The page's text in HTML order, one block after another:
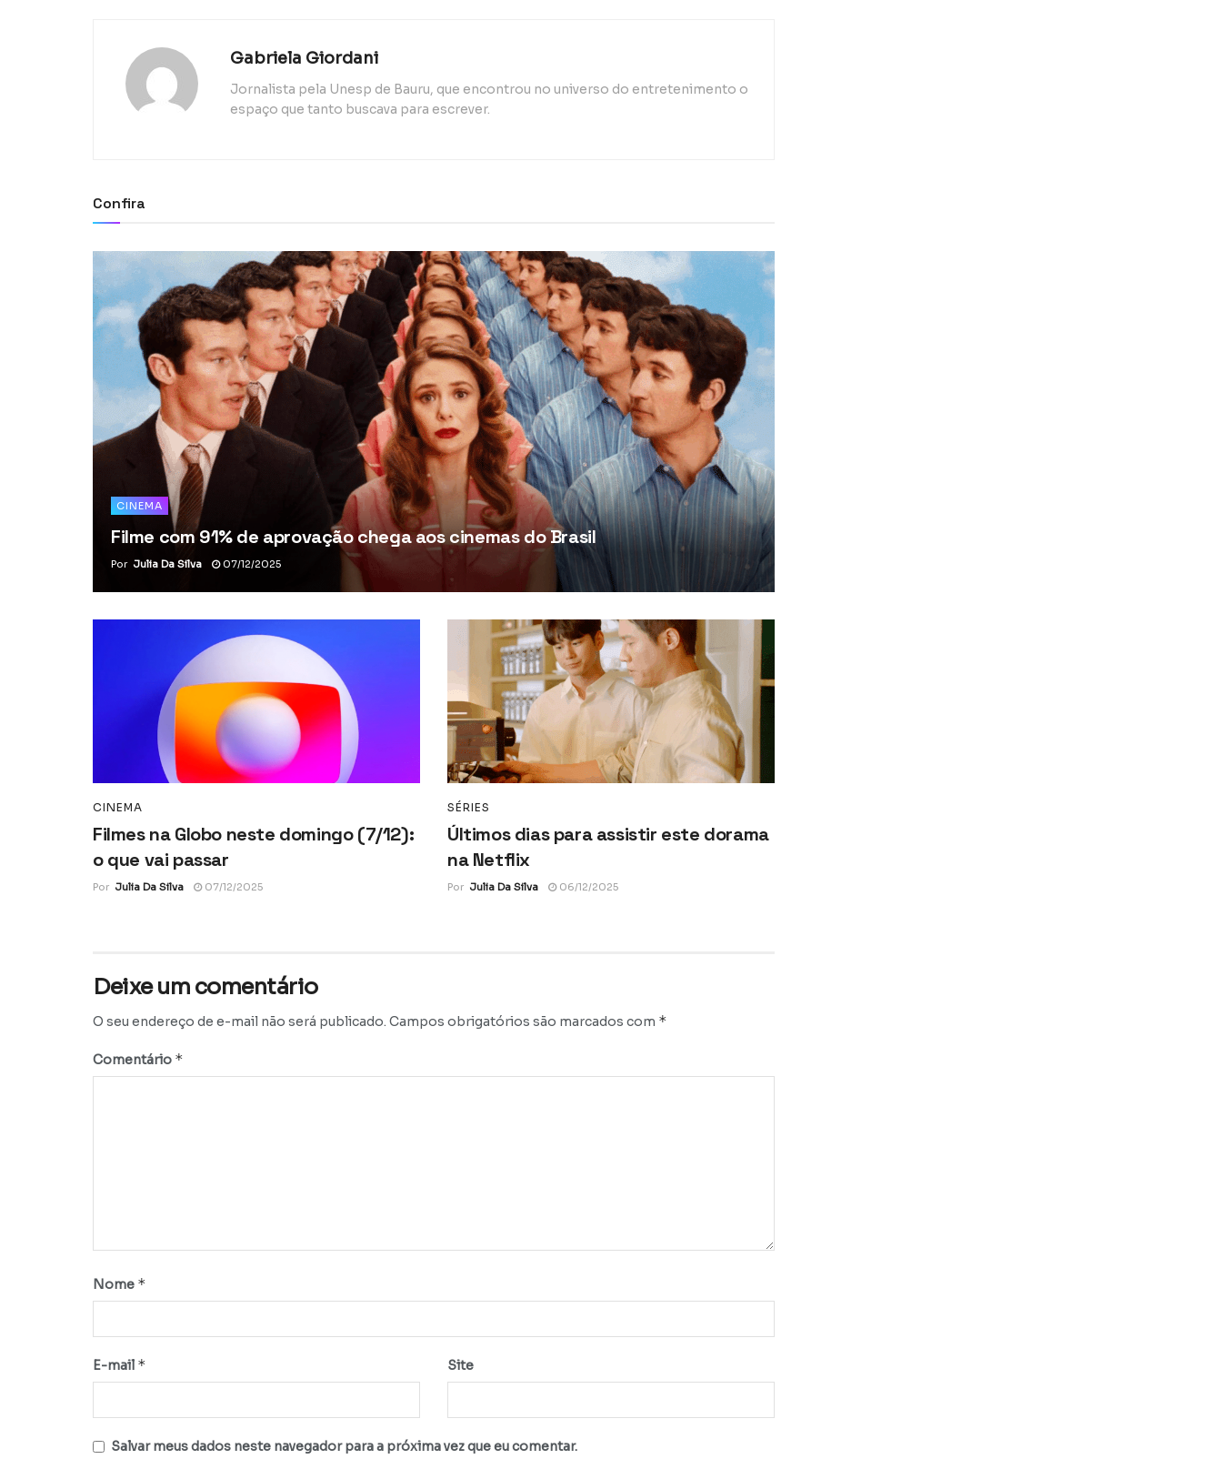
Gabriela Giordani
Jornalista pela Unesp de Bauru, que encontrou no universo do entretenimento o
espaço que tanto buscava para escrever.
Confira
CINEMA
Filme com 91% de aprovação chega aos cinemas do Brasil
Por Julia Da Silva 07/12/2025
CINEMA
Filmes na Globo neste domingo (7/12):
o que vai passar
Por Julia Da Silva 07/12/2025
SÉRIES
Últimos dias para assistir este dorama
na Netflix
Por Julia Da Silva 06/12/2025
Deixe um comentário
O seu endereço de e-mail não será publicado. Campos obrigatórios são marcados com *
Comentário *
Nome *
E-mail * Site
Salvar meus dados neste navegador para a próxima vez que eu comentar.